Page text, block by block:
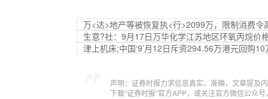
万<达>地产等被恢复执<行>2099万，限制消费令
生意?社：9月17日万华化学江苏地区环氧丙烷价
津上机床;中国‘9’月12日斥资294.56万港元回购10
声明：证券时报力求信息真实、准确，文章提及
下载“证券时报”官方APP，或关注官方微信公众